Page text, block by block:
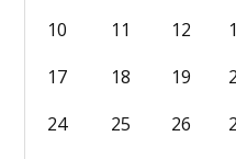
10
11 12
17
18 19
24
25 26